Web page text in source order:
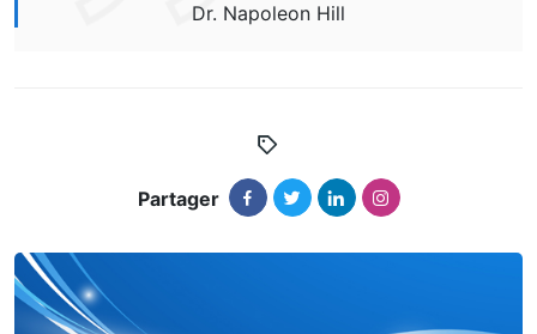
Dr. Napoleon Hill
Partager